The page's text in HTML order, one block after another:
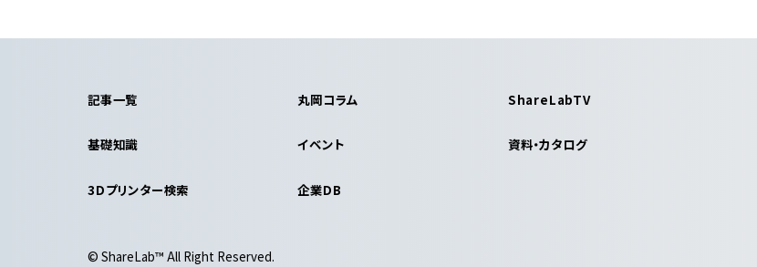
記事一覧 丸岡コラム ShareLabTV
基礎知識 イベント 資料・カタログ
3Dプリンター検索 企業DB
© ShareLab™ All Right Reserved.